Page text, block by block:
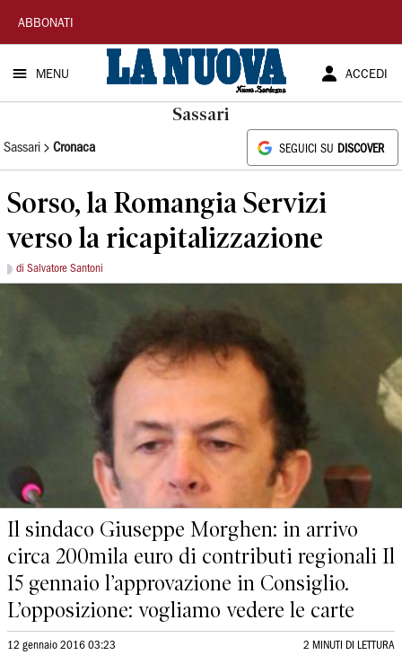
La
Nuova
Sardegna
ABBONATI
MENU ACCEDI
Sassari
Sassari Cronaca SEGUICI SU DISCOVER
Sorso, la Romangia Servizi
verso la ricapitalizzazione
di Salvatore Santoni
Il sindaco Giuseppe Morghen: in arrivo
circa 200mila euro di contributi regionali Il
15 gennaio l’approvazione in Consiglio.
L’opposizione: vogliamo vedere le carte
12 gennaio 2016 03:23 2 MINUTI DI LETTURA